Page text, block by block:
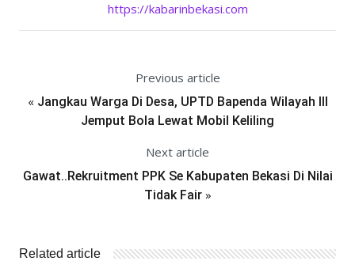
https://kabarinbekasi.com
Previous article
« Jangkau Warga Di Desa, UPTD Bapenda Wilayah III
Jemput Bola Lewat Mobil Keliling
Next article
Gawat..Rekruitment PPK Se Kabupaten Bekasi Di Nilai
Tidak Fair»
Related article